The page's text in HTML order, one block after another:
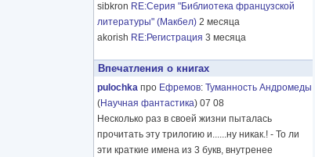
sibkron RE:Серия "Библиотека французской
литературы" (Макбел) 2 месяца
akorish RE:Регистрация 3 месяца
Впечатления о книгах
pulochka про Ефремов: Туманность Андромеды
(Научная фантастика) 07 08
Несколько раз в своей жизни пыталась
прочитать эту трилогию и......ну никак.! - То ли
эти краткие имена из 3 букв, внутренее